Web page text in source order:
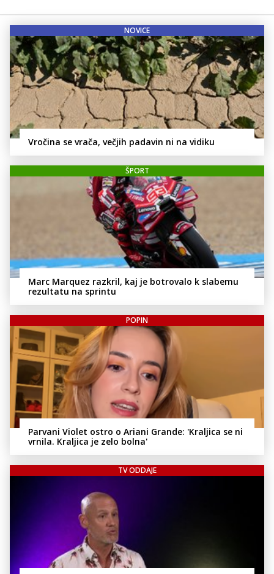
NOVICE
Vročina se vrača, večjih padavin ni na vidiku
ŠPORT
Marc Marquez razkril, kaj je botrovalo k slabemu
rezultatu na sprintu
POPIN
Parvani Violet ostro o Ariani Grande: 'Kraljica se ni
vrnila. Kraljica je zelo bolna'
TV ODDAJE